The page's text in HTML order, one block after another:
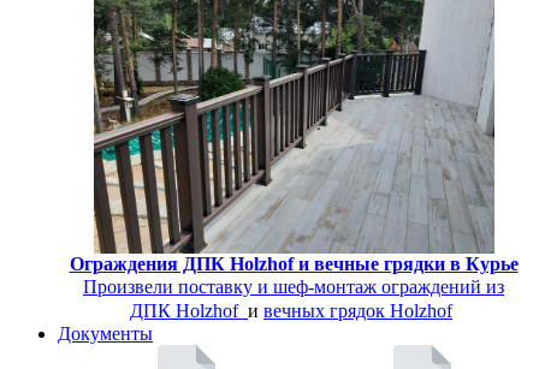
Ограждения ДПК Holzhof и вечные грядки в Курье
Произвели поставку и шеф-монтаж ограждений из
ДПК Holzhof и вечных грядок Holzhof
Документы